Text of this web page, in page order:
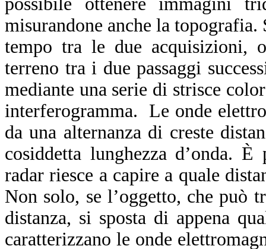
misurandone anche la
tempo tra le due acquisizioni,
terreno tra i due passaggi
mediante una serie di strisce
interferogramma. Le onde
da una alternanza di creste
cosiddetta lunghezza d’onda.
radar riesce a capire a quale
Non solo, se l’oggetto, che può
distanza, si sposta di appena
caratterizzano le onde